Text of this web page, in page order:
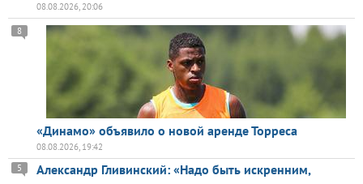
08.08.2026, 20:06
«Динамо» объявило о новой аренде Торреса
8
08.08.2026, 19:42
Александр Гливинский: «Надо быть искренним,
5